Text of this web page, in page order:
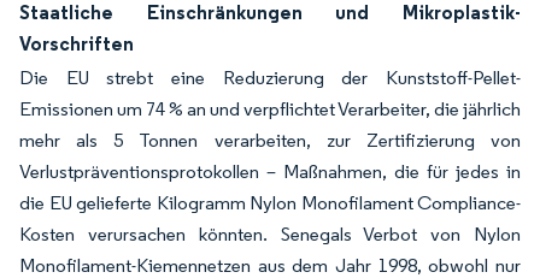
Staatliche Einschränkungen und Mikroplastik-
Vorschriften
Die EU strebt eine Reduzierung der Kunststoff-Pellet-
Emissionen um 74 % an und verpflichtet Verarbeiter, die jährlich
mehr als 5 Tonnen verarbeiten, zur Zertifizierung von
Verlustpräventionsprotokollen – Maßnahmen, die für jedes in
die EU gelieferte Kilogramm Nylon Monofilament Compliance-
Kosten verursachen könnten. Senegals Verbot von Nylon
Monofilament-Kiemennetzen aus dem Jahr 1998, obwohl nur